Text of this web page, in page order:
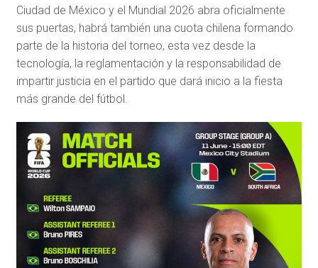
Ciudad de México y el Mundial 2026 abra oficialmente
sus puertas, habrá también una cuota chilena formando
parte de la historia del torneo, esta vez desde la
tecnología, la reglamentación y la responsabilidad de
impartir justicia en el partido que dará inicio a la fiesta
más grande del fútbol.